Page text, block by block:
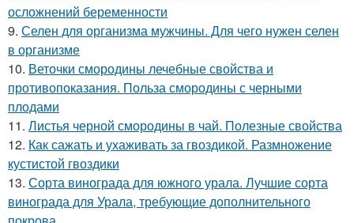
осложнений беременности
9. Селен для организма мужчины. Для чего нужен селен
в организме
10. Веточки смородины лечебные свойства и
противопоказания. Польза смородины с черными
плодами
11. Листья черной смородины в чай. Полезные свойства
12. Как сажать и ухаживать за гвоздикой. Размножение
кустистой гвоздики
13. Сорта винограда для южного урала. Лучшие сорта
винограда для Урала, требующие дополнительного